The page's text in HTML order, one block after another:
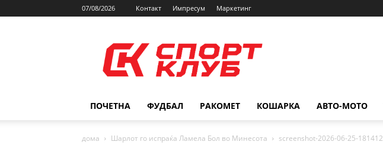
07/08/2026 Контакт Импресум Маркетинг
ПОЧЕТНА ФУДБАЛ РАКОМЕТ КОШАРКА АВТО-МОТО
дома Шарлот го испраќа Ламела Бол во Минесота screenshot-2026-06-25-181412